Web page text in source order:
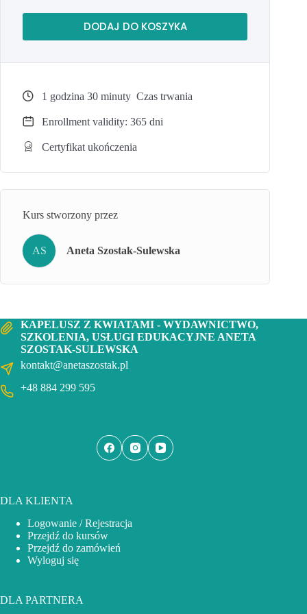
DODAJ DO KOSZYKA
1 godzina 30 minuty Czas trwania
Enrollment validity: 365 dni
Certyfikat ukończenia
Kurs stworzony przez
AS Aneta Szostak-Sulewska
KAPELUSZ Z KWIATAMI - WYDAWNICTWO,
SZKOLENIA, USŁUGI EDUKACYJNE ANETA
SZOSTAK-SULEWSKA
kontakt@anetaszostak.pl
+48 884 299 595
DLA KLIENTA
Logowanie / Rejestracja
Przejdź do kursów
Przejdź do zamówień
Wyloguj się
DLA PARTNERA